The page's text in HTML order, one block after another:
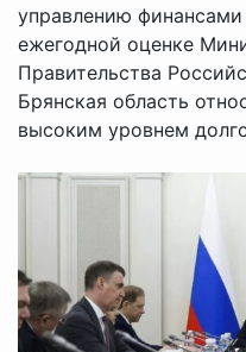
управлению
ежегодной оценке
Правительства
Брянская область
высоким уровнем